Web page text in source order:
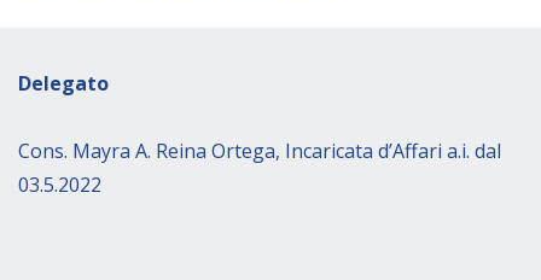
Delegato
Cons. Mayra A. Reina Ortega, Incaricata d’Affari a.i. dal
03.5.2022